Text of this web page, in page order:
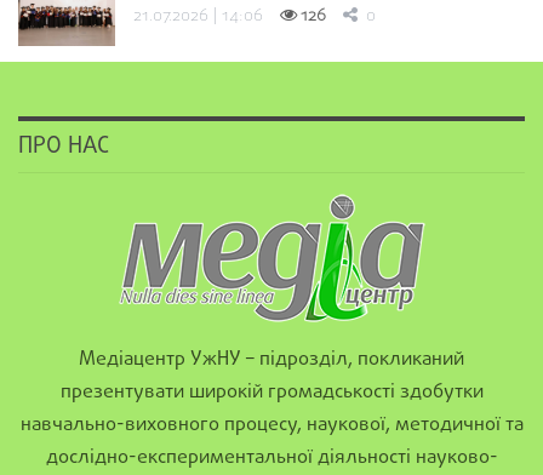
21.07.2026 | 14:06 126 0
ПРО НАС
Медіацентр УжНУ – підрозділ, покликаний
презентувати широкій громадськості здобутки
навчально-виховного процесу, наукової, методичної та
дослідно-експериментальної діяльності науково-